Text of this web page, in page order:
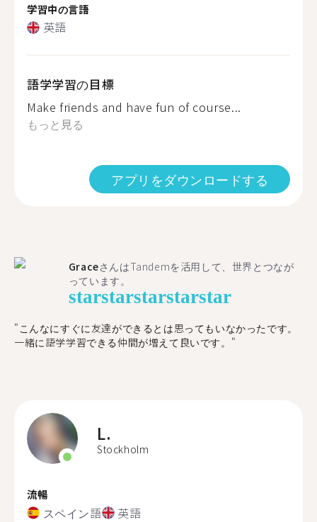
学習中の言語
英語
語学学習の目標
Make friends and have fun of course...
もっと見る
アプリをダウンロードする
GraceさんはTandemを活用して、世界とつなが
っています。
starstarstarstarstar
"こんなにすぐに友達ができるとは思ってもいなかったです。
一緒に語学学習できる仲間が増えて良いです。"
L.
Stockholm
流暢
スペイン語 英語